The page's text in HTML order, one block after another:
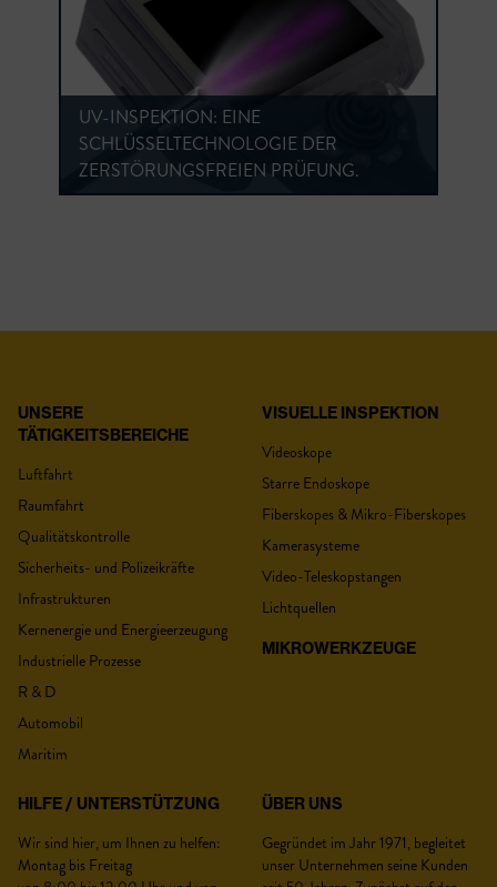
UV-INSPEKTION: EINE
SCHLÜSSELTECHNOLOGIE DER
ZERSTÖRUNGSFREIEN PRÜFUNG.
UNSERE
TÄTIGKEITSBEREICHE
Luftfahrt
Raumfahrt
Qualitätskontrolle
Sicherheits- und Polizeikräfte
Infrastrukturen
Kernenergie und Energieerzeugung
Industrielle Prozesse
R & D
Automobil
Maritim
HILFE / UNTERSTÜTZUNG
Wir sind hier, um Ihnen zu helfen:
Montag bis Freitag
VISUELLE INSPEKTION
Videoskope
Starre Endoskope
Fiberskopes & Mikro-Fiberskopes
Kamerasysteme
Video-Teleskopstangen
Lichtquellen
MIKROWERKZEUGE
ÜBER UNS
Gegründet im Jahr 1971, begleitet
unser Unternehmen seine Kunden